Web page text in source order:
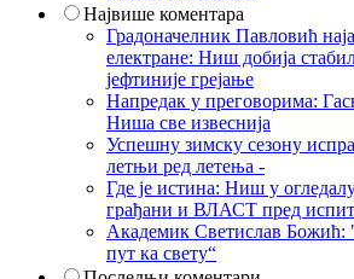
Највише коментара
Градоначелник Павловић
електране: Ниш добија
јефтиније грејање
Напредак у преговорима:
Ниша све извеснија
Успешну зимску сезону
летњи ред летења -
Где је истина: Ниш у
грађани и ВЛАСТ пред
Академик Светислав
пут ка свету“